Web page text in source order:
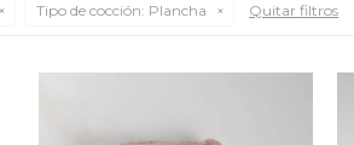
Tipo de cocción: Plancha Quitar filtros